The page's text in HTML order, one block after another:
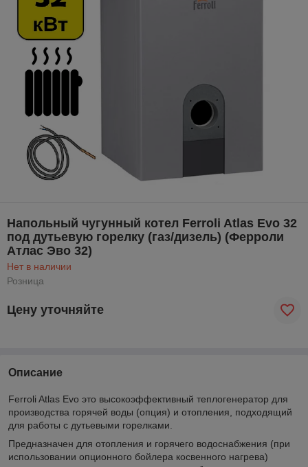
Напольный чугунный котел Ferroli Atlas Evo 32
под дутьевую горелку (газ/дизель) (Ферроли
Атлас Эво 32)
Нет в наличии
Розница
Цену уточняйте
Описание
Ferroli Atlas Evo это высокоэффективный теплогенератор для
производства горячей воды (опция) и отопления, подходящий
для работы с дутьевыми горелками.
Предназначен для отопления и горячего водоснабжения (при
использовании опционного бойлера косвенного нагрева)